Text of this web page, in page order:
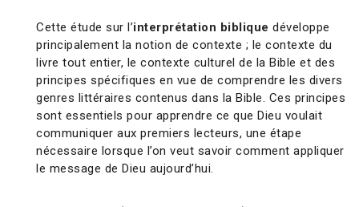
Cette étude sur l’interprétation biblique développe
principalement la notion de contexte ; le contexte du
livre tout entier, le contexte culturel de la Bible et des
principes spécifiques en vue de comprendre les divers
genres littéraires contenus dans la Bible. Ces principes
sont essentiels pour apprendre ce que Dieu voulait
communiquer aux premiers lecteurs, une étape
nécessaire lorsque l’on veut savoir comment appliquer
le message de Dieu aujourd’hui.